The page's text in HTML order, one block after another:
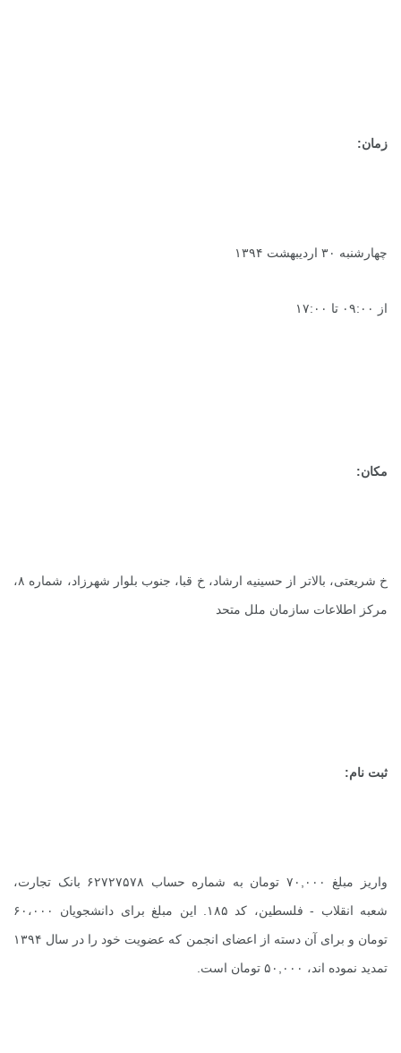
زمان:
چهارشنبه ۳۰ اردیبهشت ۱۳۹۴
از ۰۹:۰۰ تا ۱۷:۰۰
مکان:
خ شریعتی، بالاتر از حسینیه ارشاد، خ قبا، جنوب بلوار شهرزاد، شماره ۸،
مرکز اطلاعات سازمان ملل متحد
ثبت نام:
واریز مبلغ ۷۰,۰۰۰ تومان به شماره حساب ۶۲۷۲۷۵۷۸ بانک تجارت،
شعبه انقلاب - فلسطین، کد ۱۸۵. این مبلغ برای دانشجویان ۶۰،۰۰۰
تومان و برای آن دسته از اعضای انجمن که عضویت خود را در سال ۱۳۹۴
تمدید نموده اند، ۵۰,۰۰۰ تومان است.